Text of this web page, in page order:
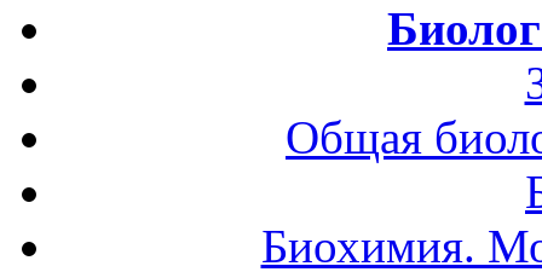
Общая
Биохимия.